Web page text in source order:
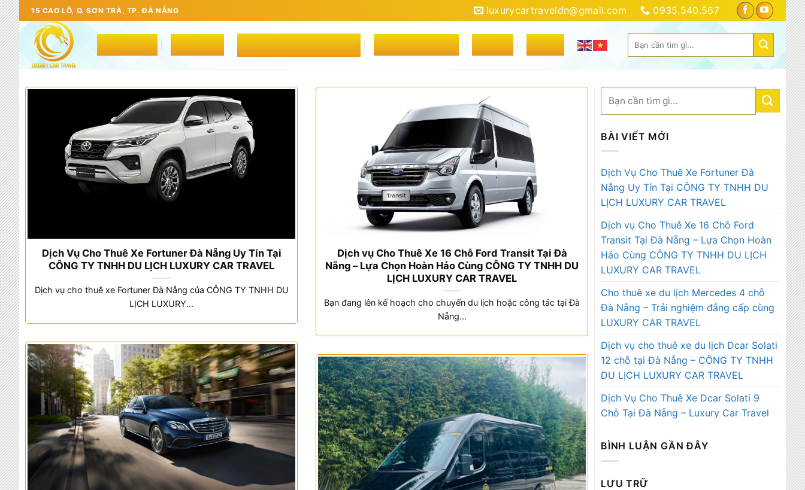
Bỏ
qua
nội
dung
15 CAO LỖ, Q. SƠN TRÀ, TP. ĐÀ NẴNG luxurycartraveldn@gmail.com 0935.540.567
kiếm:
Dịch Vụ Cho Thuê Xe Fortuner Đà Nẵng Uy Tín Tại
CÔNG TY TNHH DU LỊCH LUXURY CAR TRAVEL
Dịch vụ cho thuê xe Fortuner Đà Nẵng của CÔNG TY TNHH DU
LỊCH LUXURY...
Dịch vụ Cho Thuê Xe 16 Chỗ Ford Transit Tại Đà
Nẵng – Lựa Chọn Hoàn Hảo Cùng CÔNG TY TNHH DU
LỊCH LUXURY CAR TRAVEL
Bạn đang lên kế hoạch cho chuyến du lịch hoặc công tác tại Đà
Nẵng...
BÀI VIẾT MỚI
Dịch Vụ Cho Thuê Xe Fortuner Đà
Nẵng Uy Tín Tại CÔNG TY TNHH DU
LỊCH LUXURY CAR TRAVEL
Dịch vụ Cho Thuê Xe 16 Chỗ Ford
Transit Tại Đà Nẵng – Lựa Chọn Hoàn
Hảo Cùng CÔNG TY TNHH DU LỊCH
LUXURY CAR TRAVEL
Cho thuê xe du lịch Mercedes 4 chỗ
Đà Nẵng – Trải nghiệm đẳng cấp cùng
LUXURY CAR TRAVEL
Dịch vụ cho thuê xe du lịch Dcar Solati
12 chỗ tại Đà Nẵng – CÔNG TY TNHH
DU LỊCH LUXURY CAR TRAVEL
Dịch Vụ Cho Thuê Xe Dcar Solati 9
Chỗ Tại Đà Nẵng – Luxury Car Travel
BÌNH LUẬN GẦN ĐÂY
LƯU TRỮ